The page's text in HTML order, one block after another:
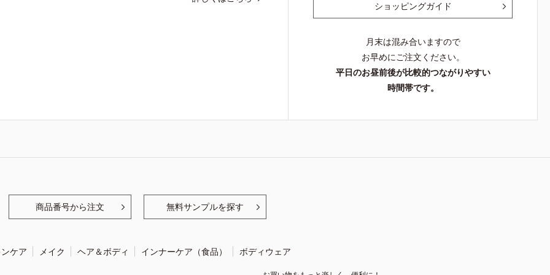
ショッピングガイド
月末は混み合いますので
お早めにご注文ください。
平日のお昼前後が比較的つながりやすい
時間帯です。
商品番号から注文 無料サンプルを探す
ケア メイク ヘア＆ボディ インナーケア（食品） ボディウェア